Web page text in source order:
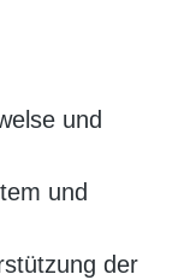
und
und
der